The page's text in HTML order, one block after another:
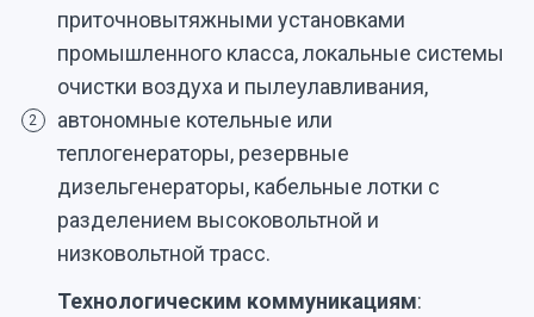
2
приточновытяжными установками
промышленного класса, локальные системы
очистки воздуха и пылеулавливания,
автономные котельные или
теплогенераторы, резервные
дизельгенераторы, кабельные лотки с
разделением высоковольтной и
низковольтной трасс.
Технологическим коммуникациям: